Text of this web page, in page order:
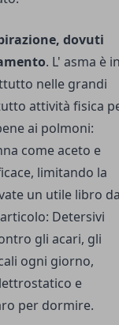
dovuti
. L' asma è
nelle grandi
attività fisica
ai polmoni:
come aceto e
limitando la
un utile libro
Detersivi
gli acari, gli
ogni giorno,
e
per dormire.